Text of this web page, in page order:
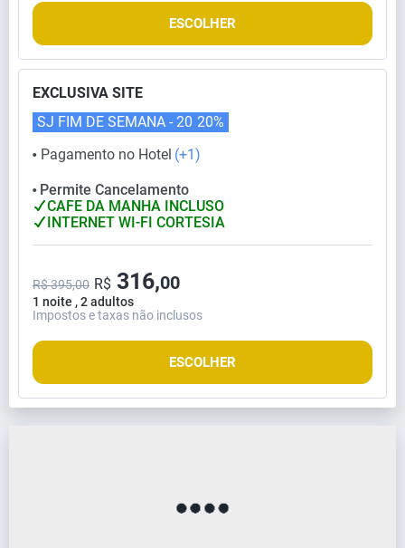
ESCOLHER
EXCLUSIVA SITE
⬤ Pagamento no Hotel (+1)
SJ FIM DE SEMANA - 20 20%
⬤
Permite Cancelamento
CAFE DA MANHA INCLUSO
INTERNET WI-FI CORTESIA
1 noite , 2 adultos
R$ 395,00 R$ 316,00
Impostos e taxas não inclusos
ESCOLHER